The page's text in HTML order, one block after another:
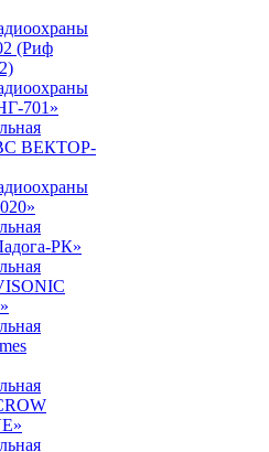
(Риф
701»
ВЕКТОР-
РК»